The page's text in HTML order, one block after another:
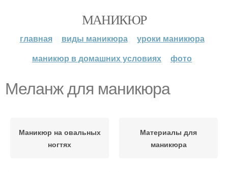
МАНИКЮР
главная виды маникюра
уроки маникюра
маникюр в домашних условиях
фото
Меланж для маникюра
Маникюр на овальных
ногтях
Материалы для
маникюра